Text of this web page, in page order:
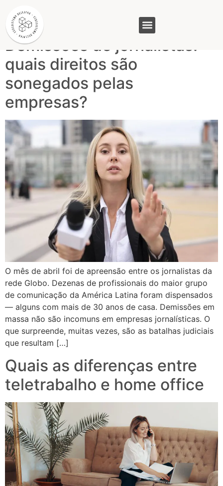
Tag: Comunicação
Demissões de jornalistas:
quais direitos são
sonegados pelas
empresas?
O mês de abril foi de apreensão entre os jornalistas da
rede Globo. Dezenas de profissionais do maior grupo
de comunicação da América Latina foram dispensados
— alguns com mais de 30 anos de casa. Demissões em
massa não são incomuns em empresas jornalísticas. O
que surpreende, muitas vezes, são as batalhas judiciais
que resultam […]
Quais as diferenças entre
teletrabalho e home office